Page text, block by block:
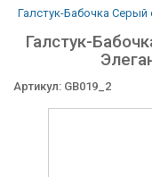
Галстук-Бабочка Серый
Галстук-
Артикул: GB019_2